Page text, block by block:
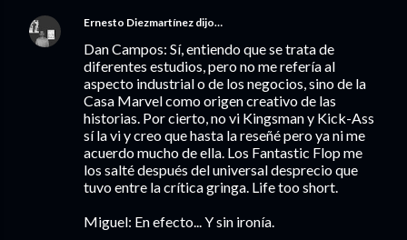
Ernesto Diezmartínez dijo…
Dan Campos: Sí, entiendo que se trata de
diferentes estudios, pero no me refería al
aspecto industrial o de los negocios, sino de la
Casa Marvel como origen creativo de las
historias. Por cierto, no vi Kingsman y Kick-Ass
sí la vi y creo que hasta la reseñé pero ya ni me
acuerdo mucho de ella. Los Fantastic Flop me
los salté después del universal desprecio que
tuvo entre la crítica gringa. Life too short.
Miguel: En efecto... Y sin ironía.